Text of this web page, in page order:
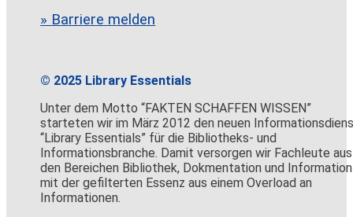
» Barriere melden
© 2025 Library Essentials
Unter dem Motto “FAKTEN SCHAFFEN WISSEN”
starteten wir im März 2012 den neuen
“Library Essentials” für die Bibliotheks- und
Informationsbranche. Damit versorgen wir Fachleute aus
den Bereichen Bibliothek, Dokmentation und Information
mit der gefilterten Essenz aus einem Overload an
Informationen.